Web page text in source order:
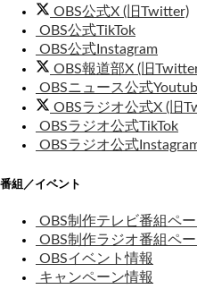
OBS公式X (旧Twitter)
OBS公式TikTok
OBS公式Instagram
OBS報道部X (旧
OBSニュース公式
OBSラジオ公式X (旧
OBSラジオ公式TikTok
OBSラジオ公式
番組／イベント
OBS制作テレビ番組ペ
OBS制作ラジオ番組ペ
OBSイベント情報
キャンペーン情報